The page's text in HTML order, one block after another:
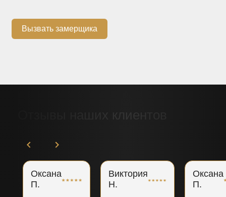
Вызвать замерщика
Оксана
П.
Виктория
Н.
Оксана
П.